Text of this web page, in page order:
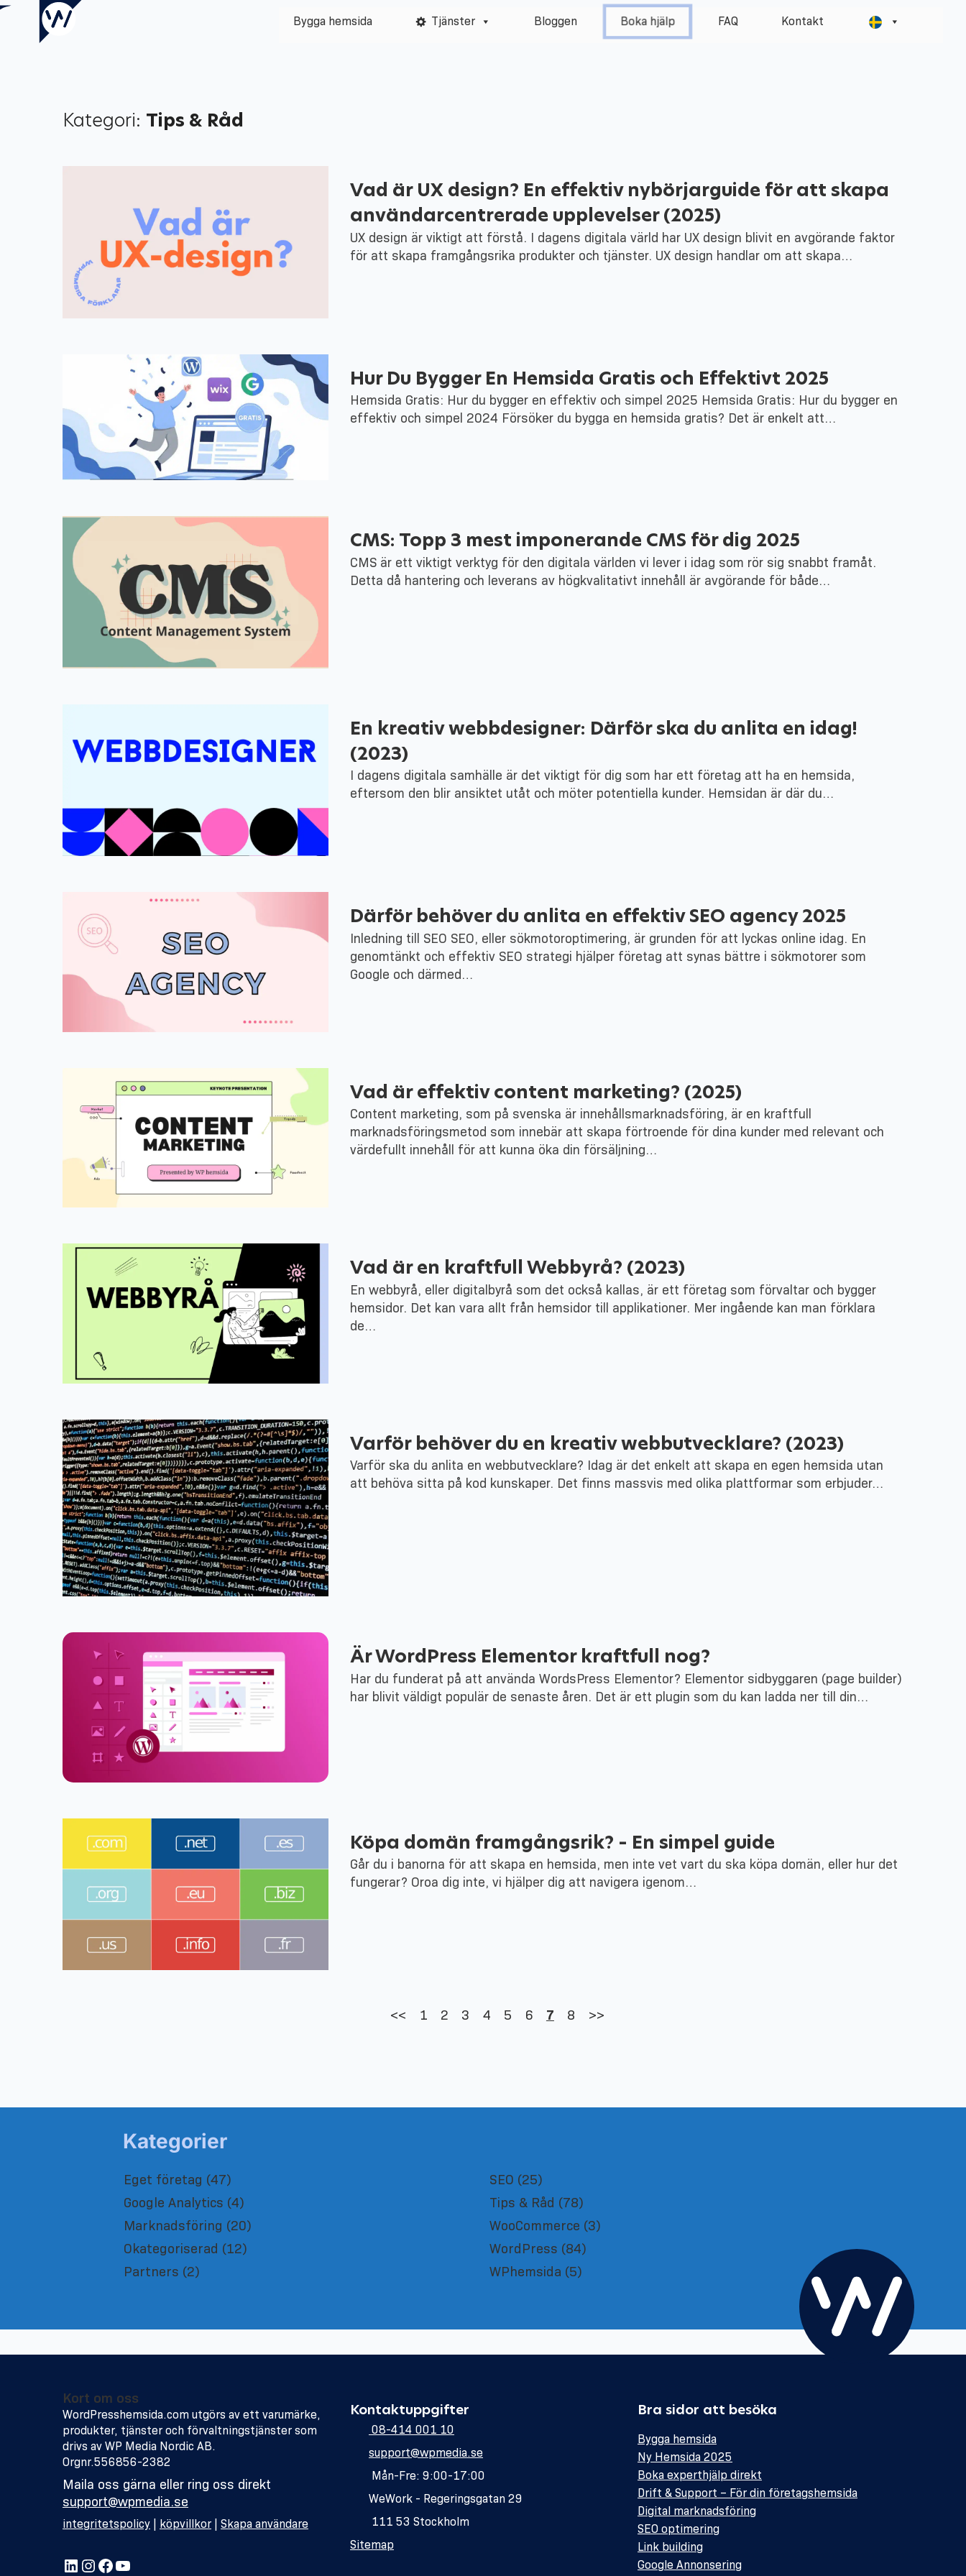
Bygga hemsida Tjänster Bloggen Boka hjälp FAQ Kontakt
Kategori: Tips & Råd
Vad är UX design? En effektiv nybörjarguide för att skapa
användarcentrerade upplevelser (2025)
UX design är viktigt att förstå. I dagens digitala värld har UX design blivit en avgörande faktor
för att skapa framgångsrika produkter och tjänster. UX design handlar om att skapa…
Hur Du Bygger En Hemsida Gratis och Effektivt 2025
Hemsida Gratis: Hur du bygger en effektiv och simpel 2025 Hemsida Gratis: Hur du bygger en
effektiv och simpel 2024 Försöker du bygga en hemsida gratis? Det är enkelt att…
CMS: Topp 3 mest imponerande CMS för dig 2025
CMS är ett viktigt verktyg för den digitala världen vi lever i idag som rör sig snabbt framåt.
Detta då hantering och leverans av högkvalitativt innehåll är avgörande för både…
En kreativ webbdesigner: Därför ska du anlita en idag!
(2023)
I dagens digitala samhälle är det viktigt för dig som har ett företag att ha en hemsida,
eftersom den blir ansiktet utåt och möter potentiella kunder. Hemsidan är där du…
Därför behöver du anlita en effektiv SEO agency 2025
Inledning till SEO SEO, eller sökmotoroptimering, är grunden för att lyckas online idag. En
genomtänkt och effektiv SEO strategi hjälper företag att synas bättre i sökmotorer som
Google och därmed…
Vad är effektiv content marketing? (2025)
Content marketing, som på svenska är innehållsmarknadsföring, är en kraftfull
marknadsföringsmetod som innebär att skapa förtroende för dina kunder med relevant och
värdefullt innehåll för att kunna öka din försäljning…
Vad är en kraftfull Webbyrå? (2023)
En webbyrå, eller digitalbyrå som det också kallas, är ett företag som förvaltar och bygger
hemsidor. Det kan vara allt från hemsidor till applikationer. Mer ingående kan man förklara
de…
Varför behöver du en kreativ webbutvecklare? (2023)
Varför ska du anlita en webbutvecklare? Idag är det enkelt att skapa en egen hemsida utan
att behöva sitta på kod kunskaper. Det finns massvis med olika plattformar som erbjuder…
Är WordPress Elementor kraftfull nog?
Har du funderat på att använda WordsPress Elementor? Elementor sidbyggaren (page builder)
har blivit väldigt populär de senaste åren. Det är ett plugin som du kan ladda ner till din…
Köpa domän framgångsrik? – En simpel guide
Går du i banorna för att skapa en hemsida, men inte vet vart du ska köpa domän, eller hur det
fungerar? Oroa dig inte, vi hjälper dig att navigera igenom…
<< 1 2 3 4 5 6 7 8 >>
Kategorier
Eget företag (47)
Google Analytics (4)
Marknadsföring (20)
Okategoriserad (12)
Partners (2)
SEO (25)
Tips & Råd (78)
WooCommerce (3)
WordPress (84)
WPhemsida (5)
Kort om oss
WordPresshemsida.com utgörs av ett varumärke,
produkter, tjänster och förvaltningstjänster som
drivs av WP Media Nordic AB.
Orgnr.556856-2382
Maila oss gärna eller ring oss direkt
support@wpmedia.se
integritetspolicy köpvillkor Skapa användare
LinkedIn
Instagram
Facebook
YouTube
Kontaktuppgifter
08-414 001 10
support@wpmedia.se
Mån-Fre: 9:00-17:00
WeWork - Regeringsgatan 29
111 53 Stockholm
Sitemap
Bra sidor att besöka
Bygga hemsida
Ny Hemsida 2025
Boka experthjälp direkt
Drift & Support – För din företagshemsida
Digital marknadsföring
SEO optimering
Link building
Google Annonsering